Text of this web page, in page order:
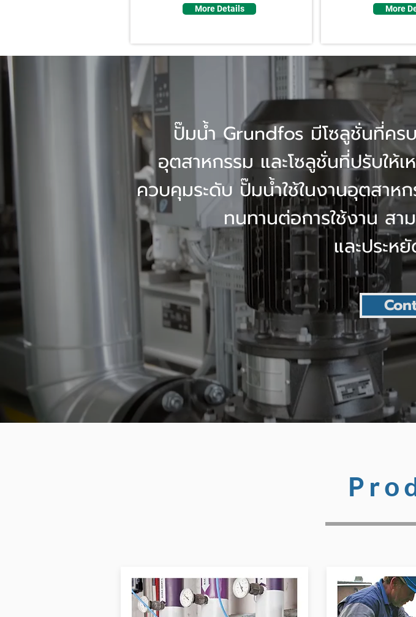
More Details More
ปั๊มน้ำ Grundfos มีโซลูชั่นที่คร
อุตสาหกรรม และโซลูชั่นที่ปรับให้
ควบคุมระดับ ปั๊มน้ำใช้ในงานอุตสา
ทนทานต่อการใช้งาน สา
และประห